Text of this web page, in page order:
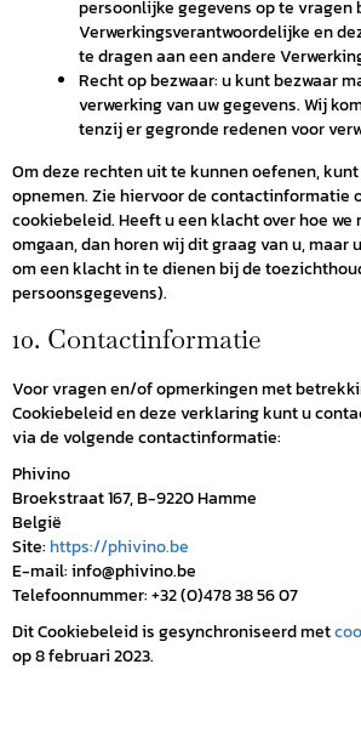
persoonlijke gegevens op te vragen
Verwerkingsverantwoordelijke en
te dragen aan een andere
Recht op bezwaar: u kunt bezwaar
verwerking van uw gegevens. Wij
tenzij er gegronde redenen voor
Om deze rechten uit te kunnen oefenen,
opnemen. Zie hiervoor de contactinformatie
cookiebeleid. Heeft u een klacht over hoe we
omgaan, dan horen wij dit graag van u, maar
om een klacht in te dienen bij de
persoonsgegevens).
10. Contactinformatie
Voor vragen en/of opmerkingen met
Cookiebeleid en deze verklaring kunt u
via de volgende contactinformatie:
Phivino
Broekstraat 167, B-9220 Hamme
België
Site:https://phivino.be
E-mail:eb.onivihp@ofni
Telefoonnummer: +32 (0)478 38 56 07
Dit Cookiebeleid is gesynchroniseerd met
op 8 februari 2023.